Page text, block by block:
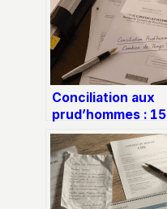
Conciliation aux
prud’hommes : 15
minutes
d’audience pour
éviter 18 mois de
procédure
judiciaire